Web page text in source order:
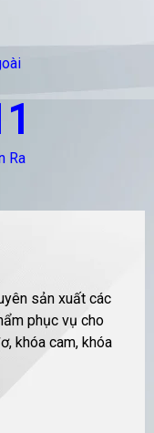
Ra
sản xuất các
phục vụ cho
khóa cam, khóa